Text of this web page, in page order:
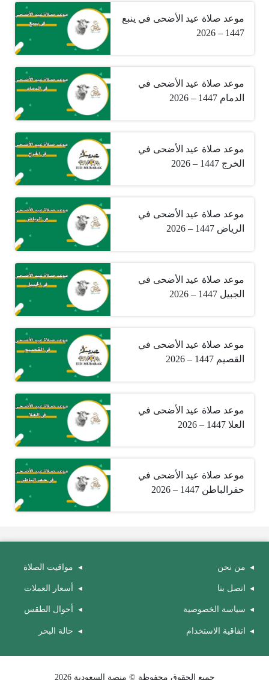
موعد صلاة عيد الأضحى في ينبع
1447 – 2026
موعد صلاة عيد الأضحى في
الدمام 1447 – 2026
موعد صلاة عيد الأضحى في
الخرج 1447 – 2026
موعد صلاة عيد الأضحى في
الرياض 1447 – 2026
موعد صلاة عيد الأضحى في
الجبيل 1447 – 2026
موعد صلاة عيد الأضحى في
القصيم 1447 – 2026
موعد صلاة عيد الأضحى في
العلا 1447 – 2026
موعد صلاة عيد الأضحى في
حفرالباطن 1447 – 2026
من نحن
اتصل بنا
سياسة الخصوصية
اتفاقية الاستخدام
مواقيت الصلاة
أسعار العملات
أحوال الطقس
حالة البحر
جميع الحقوق محفوظة © منصة السعودية 2026